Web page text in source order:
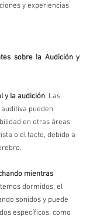
y experiencias
sobre la Audición y
y la audición: Las
pueden
en otras áreas
o el tacto, debido a
mientras
dormidos, el
sonidos y puede
específicos, como